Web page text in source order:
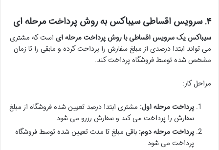
۴. سرویس اقساطی سیباکسبه روش پرداخت مرحله ای
سیباکس یک سرویس اقساطی با روش پرداخت مرحله ای است که مشتری
می تواند ابتدا درصدی از مبلغ سفارش را پرداخت کرده و مابقی را تا زمان
مشخص شده توسط فروشگاه پرداخت کند.
مراحل کار:
پرداخت مرحله اول: مشتری ابتدا درصد تعیین شده فروشگاه از مبلغ
سفارش را پرداخت می کند و سفارش رزرو می شود
پرداخت مرحله دوم: باقی مبلغ تا مدت تعیین شده توسط فروشگاه
پرداخت می شود